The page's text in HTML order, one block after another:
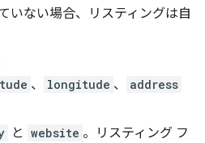
いない場合、リスティングは自
、 longitude 、
address
と website 。リスティング フ